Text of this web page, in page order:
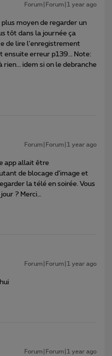
Forum|Forum|1 year ago
plus moyen de regarder un
tôt dans la journée ça
de lire l'enregistrement
ensuite erreur p139... Note:
idem si on le debranche
Forum|Forum|1 year ago
app allait être
de blocage d’image et
la télé en soirée. Vous
? Merci…
Forum|Forum|1 year ago
Forum|Forum|1 year ago